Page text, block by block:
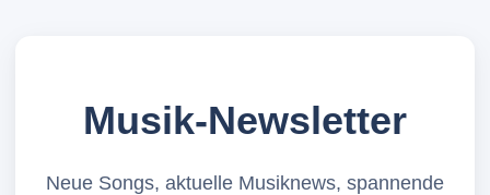
Musik-Newsletter
Neue Songs, aktuelle Musiknews, spannende